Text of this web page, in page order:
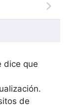
dice que
de